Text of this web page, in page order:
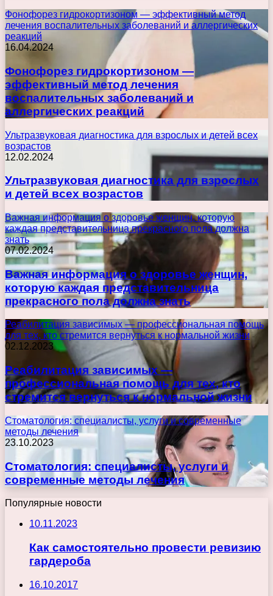
Фонофорез гидрокортизоном — эффективный метод
лечения воспалительных заболеваний и аллергических
реакций
16.04.2024
Фонофорез гидрокортизоном —
эффективный метод лечения
воспалительных заболеваний и
аллергических реакций
Ультразвуковая диагностика для взрослых и детей всех
возрастов
12.02.2024
Ультразвуковая диагностика для взрослых
и детей всех возрастов
Важная информация о здоровье женщин, которую
каждая представительница прекрасного пола должна
знать
07.02.2024
Важная информация о здоровье женщин,
которую каждая представительница
прекрасного пола должна знать
Реабилитация зависимых — профессиональная помощь
для тех, кто стремится вернуться к нормальной жизни
02.12.2023
Реабилитация зависимых —
профессиональная помощь для тех, кто
стремится вернуться к нормальной жизни
Стоматология: специалисты, услуги и современные
методы лечения
23.10.2023
Стоматология: специалисты, услуги и
современные методы лечения
Популярные новости
10.11.2023
Как самостоятельно провести ревизию
гардероба
16.10.2017